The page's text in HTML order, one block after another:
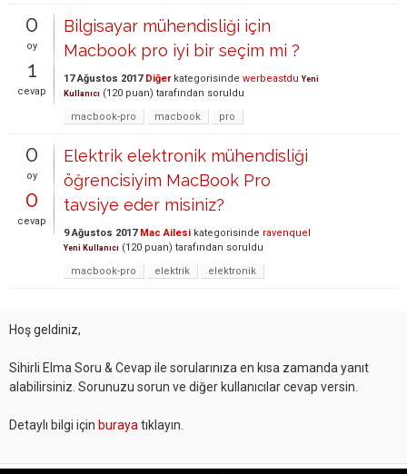
0
oy
1
cevap
Bilgisayar mühendisliği için
Macbook pro iyi bir seçim mi ?
17 Ağustos 2017 Diğerkategorisinde werbeastdu Yeni
Kullanıcı (120 puan) tarafından soruldu
macbook-pro
macbook pro
0
oy
0
cevap
Elektrik elektronik mühendisliği
öğrencisiyim MacBook Pro
tavsiye eder misiniz?
9 Ağustos 2017 Mac Ailesi kategorisinde ravenquel
Yeni Kullanıcı (120 puan) tarafından soruldu
macbook-pro
elektrik elektronik
Hoş geldiniz,
Sihirli Elma Soru & Cevap ile sorularınıza en kısa zamanda yanıt
alabilirsiniz. Sorunuzu sorun ve diğer kullanıcılar cevap versin.
Detaylı bilgi için buraya tıklayın.